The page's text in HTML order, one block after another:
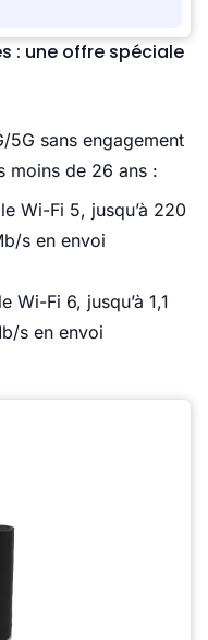
: une offre spéciale
sans engagement
moins de 26 ans :
Wi-Fi 5, jusqu’à 220
s en envoi
Wi-Fi 6, jusqu’à 1,1
s en envoi